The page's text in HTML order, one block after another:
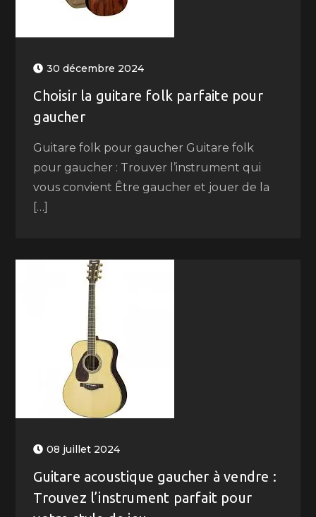
30 décembre 2024
Choisir la guitare folk parfaite pour
gaucher
Guitare folk pour gaucher Guitare folk
pour gaucher : Trouver l’instrument qui
vous convient Être gaucher et jouer de la
[…]
08 juillet 2024
Guitare acoustique gaucher à vendre :
Trouvez l’instrument parfait pour